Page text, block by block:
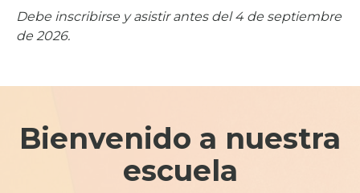
Debe inscribirse y asistir antes del 4 de septiembre
de 2026.
Bienvenido a nuestra
escuela